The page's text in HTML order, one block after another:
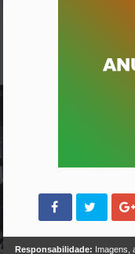
Responsabilidade: Imagens,